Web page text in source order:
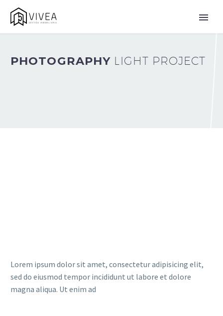
PHOTOGRAPHY LIGHT PROJECT
Lorem ipsum dolor sit amet, consectetur adipisicing elit,
sed do eiusmod tempor incididunt ut labore et dolore
magna aliqua. Ut enim ad